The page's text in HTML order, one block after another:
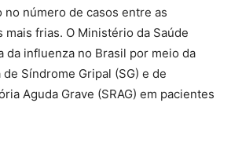
no número de casos entre as
mais frias. O Ministério da Saúde
da influenza no Brasil por meio da
Síndrome Gripal (SG) e de
Aguda Grave (SRAG) em pacientes